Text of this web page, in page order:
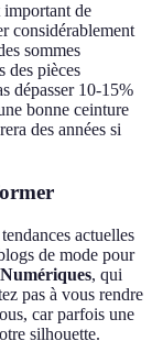
de
considérablement
sommes
des pièces
dépasser 10-15%
bonne ceinture
des années si
actuelles
de mode pour
, qui
pas à vous rendre
car parfois une
silhouette.